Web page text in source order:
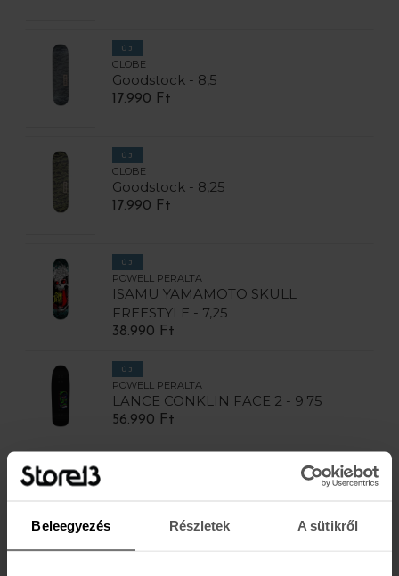
Beleegyezés Részletek A sütikről
ÚJ
GLOBE
Goodstock - 8,5
17.990 Ft
ÚJ
GLOBE
Goodstock - 8,25
17.990 Ft
ÚJ
POWELL PERALTA
ISAMU YAMAMOTO SKULL
FREESTYLE - 7,25
38.990 Ft
ÚJ
POWELL PERALTA
LANCE CONKLIN FACE 2 - 9.75
56.990 Ft
SKULLS - 8,42